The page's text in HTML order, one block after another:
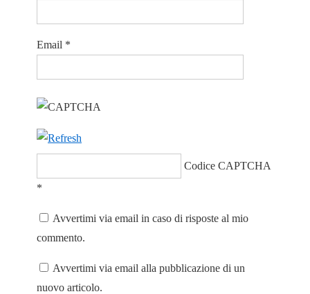
Email *
Codice CAPTCHA
*
Avvertimi via email in caso di risposte al mio
commento.
Avvertimi via email alla pubblicazione di un
nuovo articolo.